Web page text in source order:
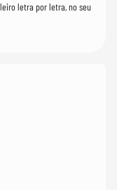
letra por letra, no seu